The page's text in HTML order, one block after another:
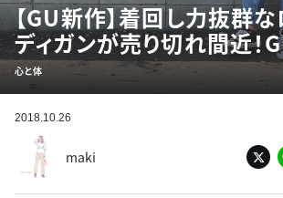
【GU新作】着回し力抜群
ディガンが売り切れ間近！
心と体
2018.10.26
maki